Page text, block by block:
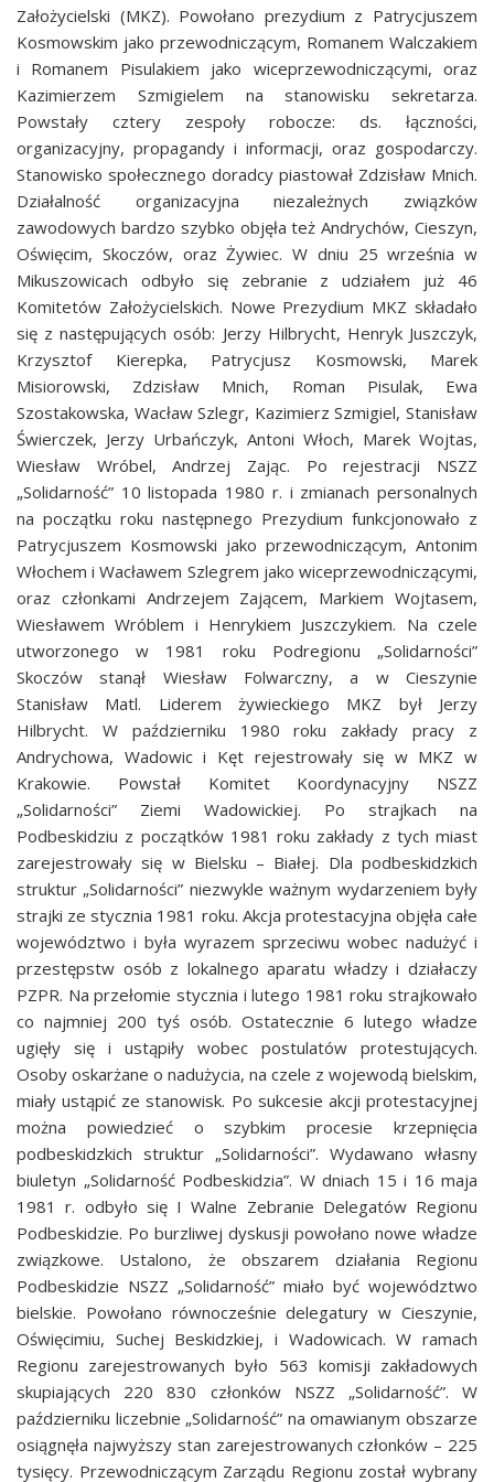
Założycielski (MKZ). Powołano prezydium z Patrycjuszem
Kosmowskim jako przewodniczącym, Romanem Walczakiem
i Romanem Pisulakiem jako wiceprzewodniczącymi, oraz
Kazimierzem Szmigielem na stanowisku sekretarza.
Powstały cztery zespoły robocze: ds. łączności,
organizacyjny, propagandy i informacji, oraz gospodarczy.
Stanowisko społecznego doradcy piastował Zdzisław Mnich.
Działalność organizacyjna niezależnych związków
zawodowych bardzo szybko objęła też Andrychów, Cieszyn,
Oświęcim, Skoczów, oraz Żywiec. W dniu 25 września w
Mikuszowicach odbyło się zebranie z udziałem już 46
Komitetów Założycielskich. Nowe Prezydium MKZ składało
się z następujących osób: Jerzy Hilbrycht, Henryk Juszczyk,
Krzysztof Kierepka, Patrycjusz Kosmowski, Marek
Misiorowski, Zdzisław Mnich, Roman Pisulak, Ewa
Szostakowska, Wacław Szlegr, Kazimierz Szmigiel, Stanisław
Świerczek, Jerzy Urbańczyk, Antoni Włoch, Marek Wojtas,
Wiesław Wróbel, Andrzej Zając. Po rejestracji NSZZ
„Solidarność” 10 listopada 1980 r. i zmianach personalnych
na początku roku następnego Prezydium funkcjonowało z
Patrycjuszem Kosmowski jako przewodniczącym, Antonim
Włochem i Wacławem Szlegrem jako wiceprzewodniczącymi,
oraz członkami Andrzejem Zającem, Markiem Wojtasem,
Wiesławem Wróblem i Henrykiem Juszczykiem. Na czele
utworzonego w 1981 roku Podregionu „Solidarności”
Skoczów stanął Wiesław Folwarczny, a w Cieszynie
Stanisław Matl. Liderem żywieckiego MKZ był Jerzy
Hilbrycht. W październiku 1980 roku zakłady pracy z
Andrychowa, Wadowic i Kęt rejestrowały się w MKZ w
Krakowie. Powstał Komitet Koordynacyjny NSZZ
„Solidarności” Ziemi Wadowickiej. Po strajkach na
Podbeskidziu z początków 1981 roku zakłady z tych miast
zarejestrowały się w Bielsku – Białej. Dla podbeskidzkich
struktur „Solidarności” niezwykle ważnym wydarzeniem były
strajki ze stycznia 1981 roku. Akcja protestacyjna objęła całe
województwo i była wyrazem sprzeciwu wobec nadużyć i
przestępstw osób z lokalnego aparatu władzy i działaczy
PZPR. Na przełomie stycznia i lutego 1981 roku strajkowało
co najmniej 200 tyś osób. Ostatecznie 6 lutego władze
ugięły się i ustąpiły wobec postulatów protestujących.
Osoby oskarżane o nadużycia, na czele z wojewodą bielskim,
miały ustąpić ze stanowisk. Po sukcesie akcji protestacyjnej
można powiedzieć o szybkim procesie krzepnięcia
podbeskidzkich struktur „Solidarności”. Wydawano własny
biuletyn „Solidarność Podbeskidzia”. W dniach 15 i 16 maja
1981 r. odbyło się I Walne Zebranie Delegatów Regionu
Podbeskidzie. Po burzliwej dyskusji powołano nowe władze
związkowe. Ustalono, że obszarem działania Regionu
Podbeskidzie NSZZ „Solidarność” miało być województwo
bielskie. Powołano równocześnie delegatury w Cieszynie,
Oświęcimiu, Suchej Beskidzkiej, i Wadowicach. W ramach
Regionu zarejestrowanych było 563 komisji zakładowych
skupiających 220 830 członków NSZZ „Solidarność”. W
październiku liczebnie „Solidarność” na omawianym obszarze
osiągnęła najwyższy stan zarejestrowanych członków – 225
tysięcy. Przewodniczącym Zarządu Regionu został wybrany